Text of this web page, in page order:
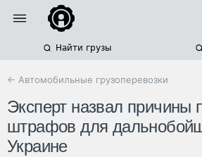
Найти грузы
← Автомобильные грузоперевозки
Эксперт назвал причины
штрафов для
Украине